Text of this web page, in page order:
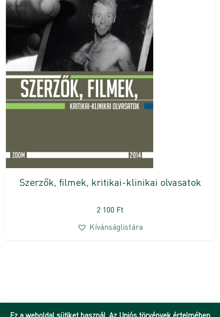
Szerzők, filmek, kritikai-klinikai olvasatok
2 100 Ft
Kívánságlistára